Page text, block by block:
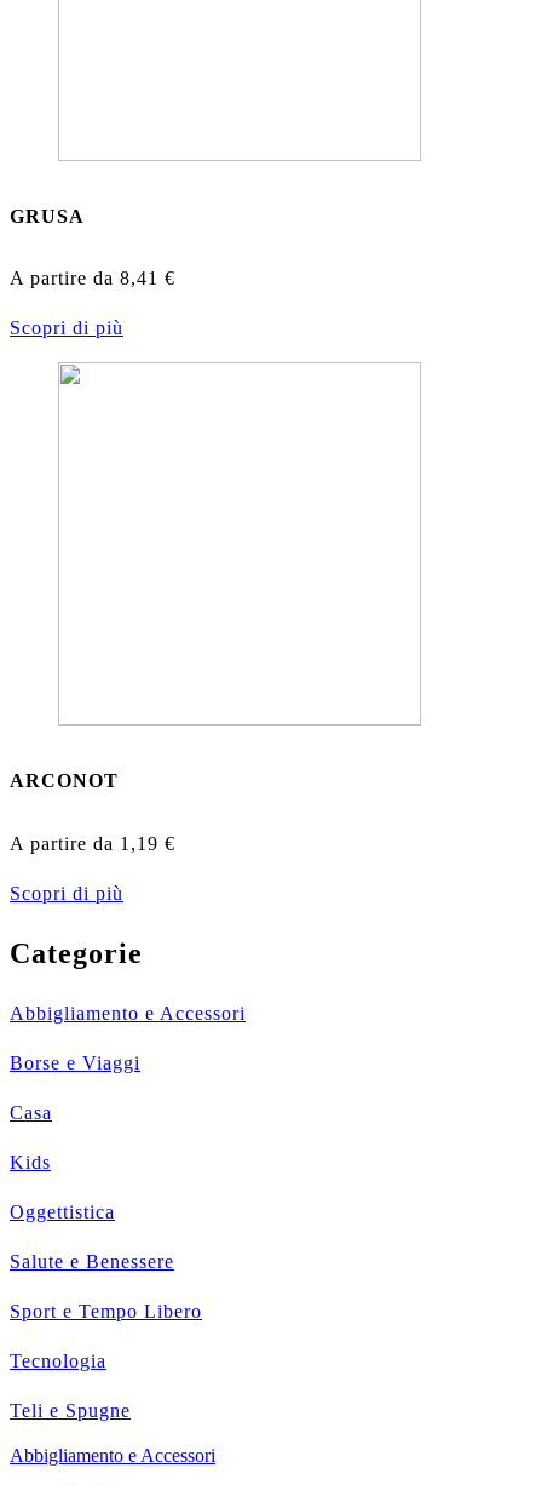
GRUSA
A partire da 8,41 €
Scopri di più
ARCONOT
A partire da 1,19 €
Scopri di più
Categorie
Abbigliamento e Accessori
Borse e Viaggi
Casa
Kids
Oggettistica
Salute e Benessere
Sport e Tempo Libero
Tecnologia
Teli e Spugne
Abbigliamento e Accessori